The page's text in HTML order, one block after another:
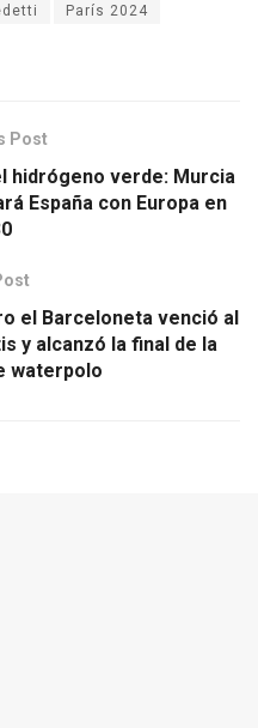
París 2024
Post
hidrógeno verde: Murcia
España con Europa en
el Barceloneta venció al
y alcanzó la final de la
waterpolo